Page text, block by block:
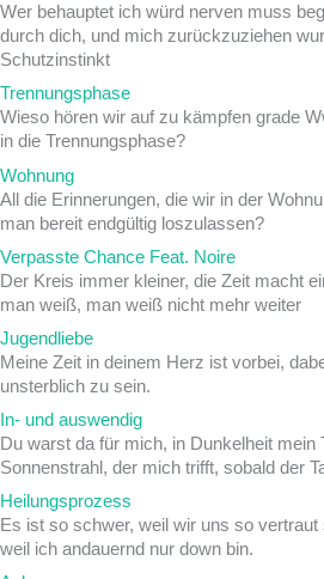
Wer behauptet ich würd nerven muss
durch dich, und mich zurückzuziehen
Schutzinstinkt
Trennungsphase
Wieso hören wir auf zu kämpfen grade
in die Trennungsphase?
Wohnung
All die Erinnerungen, die wir in der
man bereit endgültig loszulassen?
Verpasste Chance Feat. Noire
Der Kreis immer kleiner, die Zeit macht
man weiß, man weiß nicht mehr weiter
Jugendliebe
Meine Zeit in deinem Herz ist vorbei,
unsterblich zu sein.
In- und auswendig
Du warst da für mich, in Dunkelheit mein
Sonnenstrahl, der mich trifft, sobald der
Heilungsprozess
Es ist so schwer, weil wir uns so vertraut
weil ich andauernd nur down bin.